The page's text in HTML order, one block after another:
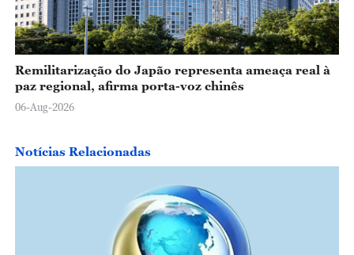
Remilitarização do Japão representa ameaça real à
paz regional, afirma porta-voz chinês
06-Aug-2026
Notícias Relacionadas